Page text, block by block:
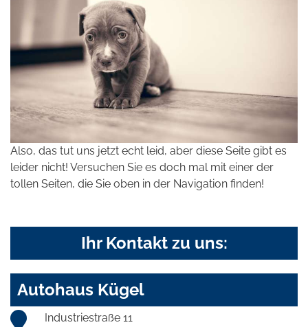
Also, das tut uns jetzt echt leid, aber diese Seite gibt es
leider nicht! Versuchen Sie es doch mal mit einer der
tollen Seiten, die Sie oben in der Navigation finden!
Ihr Kontakt zu uns:
Autohaus Kügel
Industriestraße 11